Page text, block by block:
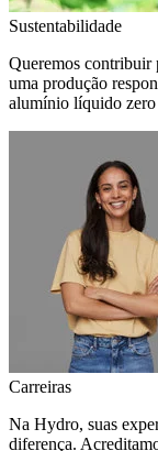
Sustentabilidade
Queremos contribuir
uma produção
alumínio líquido zero
Carreiras
Na Hydro, suas
diferença.